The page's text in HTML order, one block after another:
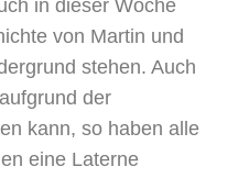
in dieser Woche
von Martin und
stehen. Auch
der
kann, so haben alle
eine Laterne